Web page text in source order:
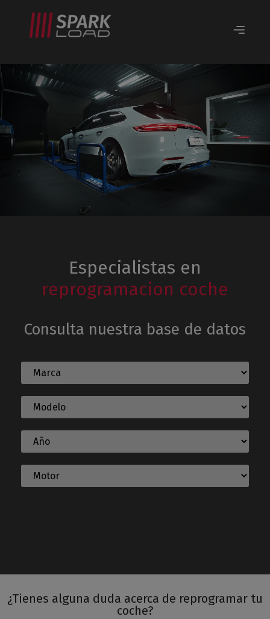
Especialistas en
reprogramacion coche
Consulta nuestra base de datos
¿Tienes alguna duda acerca de reprogramar tu
coche?